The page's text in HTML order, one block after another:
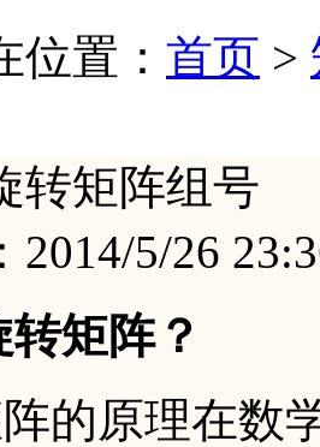
位置： 首页 >
转矩阵组号
2014/5/26
矩阵？
原理在数